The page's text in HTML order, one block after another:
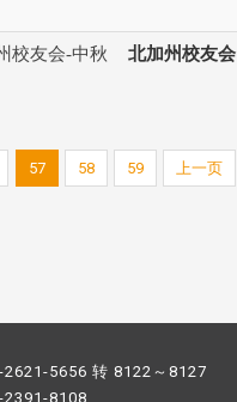
校友会-中秋
北加州校友会
57 58 59 上一页
5656 转 8122～8127
2391-8108